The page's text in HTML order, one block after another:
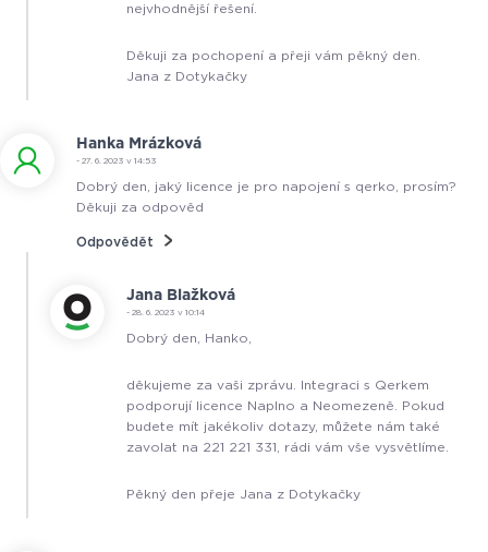
nejvhodnější řešení.
Děkuji za pochopení a přeji vám pěkný den.
Jana z Dotykačky
Hanka Mrázková
- 27. 6. 2023 v 14:53
Dobrý den, jaký licence je pro napojení s qerko, prosím?
Děkuji za odpověd
Odpovědět
Jana Blažková
- 28. 6. 2023 v 10:14
Dobrý den, Hanko,
děkujeme za vaši zprávu. Integraci s Qerkem
podporují licence Naplno a Neomezeně. Pokud
budete mít jakékoliv dotazy, můžete nám také
zavolat na 221 221 331, rádi vám vše vysvětlíme.
Pěkný den přeje Jana z Dotykačky